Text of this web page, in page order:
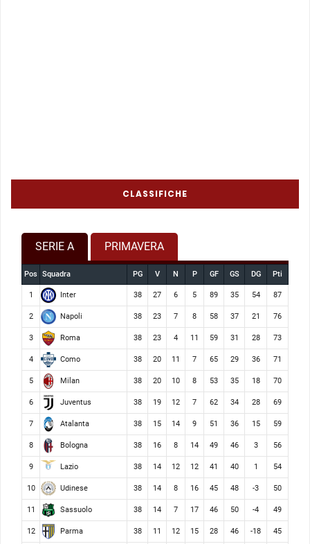
CLASSIFICHE
SERIE A PRIMAVERA
Pos Squadra PG V N P GF GS DG Pti
1 Inter 38 27 6 5 89 35 54 87
2 Napoli 38 23 7 8 58 37 21 76
3 Roma 38 23 4 11 59 31 28 73
4 Como 38 20 11 7 65 29 36 71
5 Milan 38 20 10 8 53 35 18 70
6 Juventus 38 19 12 7 62 34 28 69
7 Atalanta 38 15 14 9 51 36 15 59
8 Bologna 38 16 8 14 49 46 3 56
9 Lazio 38 14 12 12 41 40 1 54
10 Udinese 38 14 8 16 45 48 -3 50
11 Sassuolo 38 14 7 17 46 50 -4 49
12 Parma 38 11 12 15 28 46 -18 45